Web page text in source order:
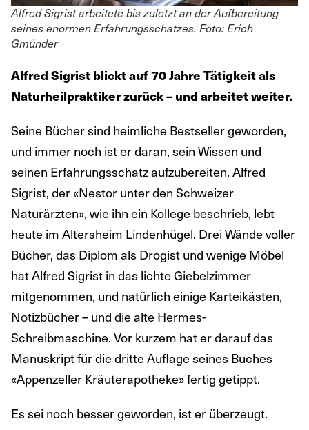
Alfred Sigrist arbeitete bis zuletzt an der Aufbereitung
seines enormen Erfahrungsschatzes. Foto: Erich
Gmünder
Alfred Sigrist blickt auf 70 Jahre Tätigkeit als
Naturheilpraktiker zurück – und arbeitet weiter.
Seine Bücher sind heimliche Bestseller geworden,
und immer noch ist er daran, sein Wissen und
seinen Erfahrungsschatz aufzubereiten. Alfred
Sigrist, der «Nestor unter den Schweizer
Naturärzten», wie ihn ein Kollege beschrieb, lebt
heute im Altersheim Lindenhügel. Drei Wände voller
Bücher, das Diplom als Drogist und wenige Möbel
hat Alfred Sigrist in das lichte Giebelzimmer
mitgenommen, und natürlich einige Karteikästen,
Notizbücher – und die alte Hermes-
Schreibmaschine. Vor kurzem hat er darauf das
Manuskript für die dritte Auflage seines Buches
«Appenzeller Kräuterapotheke» fertig getippt.
Es sei noch besser geworden, ist er überzeugt.